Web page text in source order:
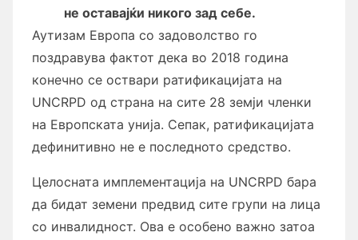
не оставајќи никого зад себе.
Аутизам Европа со задоволство го
поздравува фактот дека во 2018 година
конечно се оствари ратификацијата на
UNCRPD од страна на сите 28 земји членки
на Европската унија. Сепак, ратификацијата
дефинитивно не е последното средство.
Целосната имплементација на UNCRPD бара
да бидат земени предвид сите групи на лица
со инвалидност. Ова е особено важно затоа